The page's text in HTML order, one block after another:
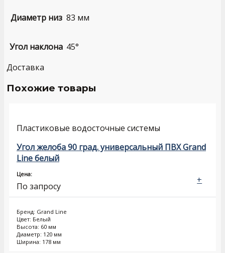
Диаметр низ 83 мм
Угол наклона 45°
Доставка
Похожие товары
Пластиковые водосточные системы
Угол желоба 90 град. универсальный ПВХ Grand
Line белый
Цена:
По запросу
Бренд: Grand Line
Цвет: Белый
Высота: 60 мм
Диаметр: 120 мм
Ширина: 178 мм
+